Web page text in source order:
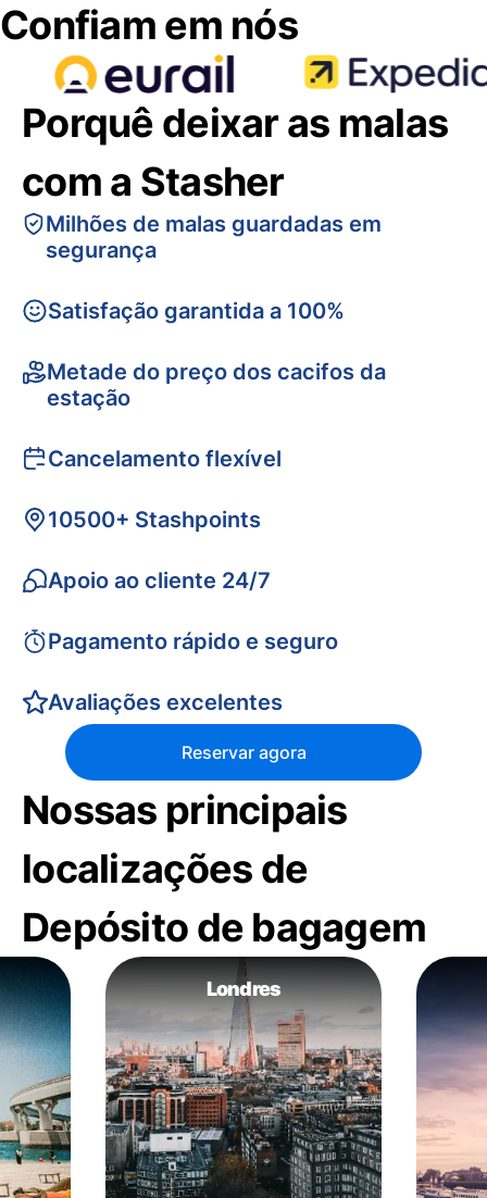
Confiam em nós
Porquê deixar as malas
com a Stasher
Milhões de malas guardadas em
segurança
Satisfação garantida a 100%
Metade do preço dos cacifos da
estação
Cancelamento flexível
10500+ Stashpoints
Apoio ao cliente 24/7
Pagamento rápido e seguro
Avaliações excelentes
Reservar agora
Nossas principais
localizações de
Depósito de bagagem
Londres